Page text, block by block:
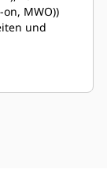
MWO))
und
von
und der
umfassende
und unsere